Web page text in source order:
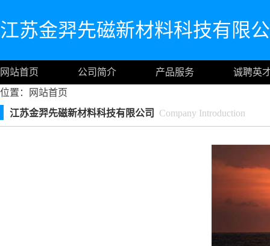
江苏金羿先磁新材料科技有限
网站首页 公司简介 产品服务
诚聘英
位置：
网站首页
江苏金羿先磁新材料科技有限公司
Company Introduction